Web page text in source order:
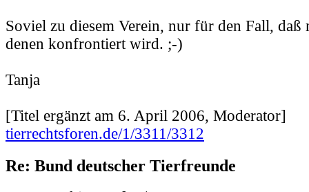
Soviel zu diesem Verein, nur für den Fall, daß
denen konfrontiert wird. ;-)
Tanja
[Titel ergänzt am 6. April 2006, Moderator]
tierrechtsforen.de/1/3311/3312
Re: Bund deutscher Tierfreunde